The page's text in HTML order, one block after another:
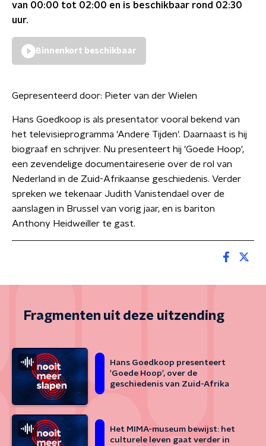
van 00:00 tot 02:00 en is beschikbaar rond 02:30
uur.
Binnenkort beschikbaar
Gepresenteerd door: Pieter van der Wielen
Hans Goedkoop is als presentator vooral bekend van
het televisieprogramma 'Andere Tijden'. Daarnaast is hij
biograaf en schrijver. Nu presenteert hij 'Goede Hoop',
een zevendelige documentaireserie over de rol van
Nederland in de Zuid-Afrikaanse geschiedenis. Verder
spreken we tekenaar Judith Vanistendael over de
aanslagen in Brussel van vorig jaar, en is bariton
Anthony Heidweiller te gast.
Fragmenten uit deze uitzending
Hans Goedkoop presenteert
'Goede Hoop', over de
geschiedenis van Zuid-Afrika
Het MIMA-museum bewijst: het
culturele leven gaat verder in